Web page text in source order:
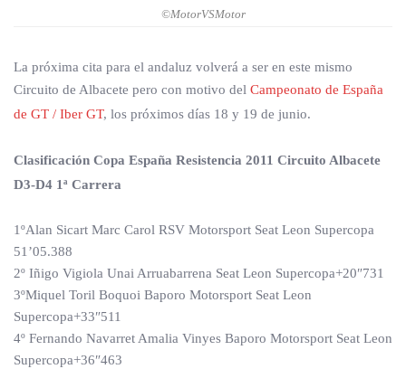
©MotorVSMotor
La próxima cita para el andaluz volverá a ser en este mismo
Circuito de Albacete pero con motivo del Campeonato de España
de GT / Iber GT, los próximos días 18 y 19 de junio.
Clasificación Copa España Resistencia 2011 Circuito Albacete
D3-D4 1ª Carrera
1ºAlan Sicart Marc Carol RSV Motorsport Seat Leon Supercopa
51’05.388
2º Iñigo Vigiola Unai Arruabarrena Seat Leon Supercopa+20″731
3ºMiquel Toril Boquoi Baporo Motorsport Seat Leon
Supercopa+33″511
4º Fernando Navarret Amalia Vinyes Baporo Motorsport Seat Leon
Supercopa+36″463